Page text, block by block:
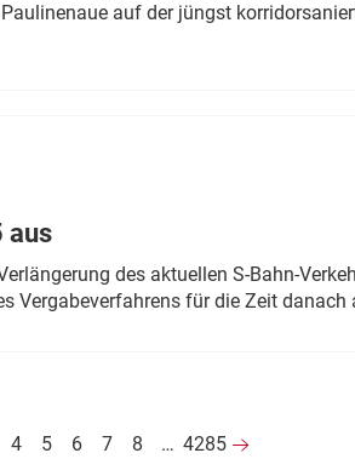
auf der jüngst
aus
des aktuellen S-Bahn-
Vergabeverfahrens für die Zeit danach
4 5 6 7 8 … 4285